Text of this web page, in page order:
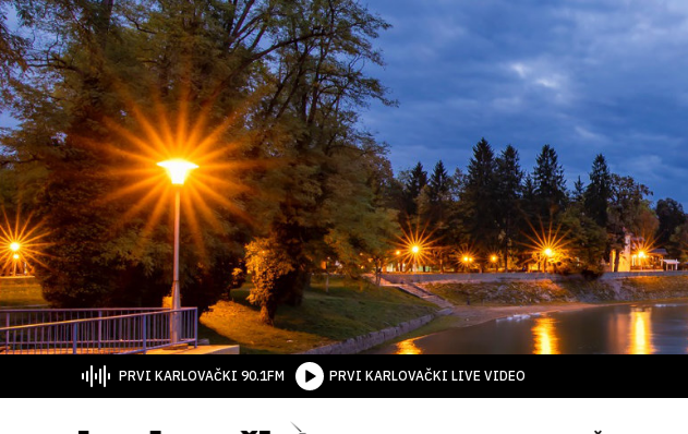
PRVI KARLOVAČKI 90.1FM PRVI KARLOVAČKI LIVE VIDEO